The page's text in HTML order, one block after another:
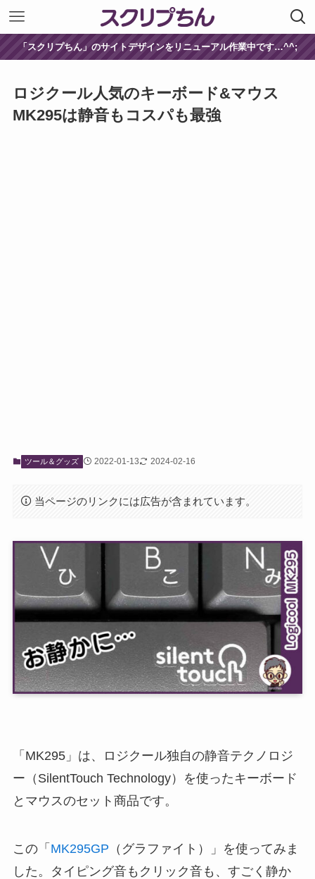
「スクリプちん」のサイトデザインをリニューアル作業中です…^^;
ロジクール人気のキーボード&マウス
MK295は静音もコスパも最強
ツール＆グッズ 2022-01-13 2024-02-16
当ページのリンクには広告が含まれています。
「MK295」は、ロジクール独自の静音テクノロジ
ー（SilentTouch Technology）を使ったキーボード
とマウスのセット商品です。
この「 MK295GP （グラファイト）」を使ってみま
した。タイピング音もクリック音も、すごく静か